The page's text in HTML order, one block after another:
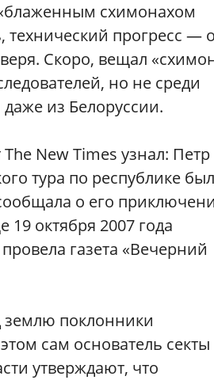
схимонахом
технический прогресс —
Скоро, вещал
но не среди
из Белоруссии.
New Times узнал: Петр
тура по республике был
о его
19 октября 2007 года
газета «Вечерний
землю поклонники
сам основатель секты
утверждают, что